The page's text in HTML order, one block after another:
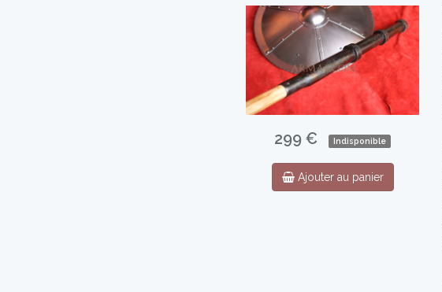
299 € Indisponible
Ajouter au panier